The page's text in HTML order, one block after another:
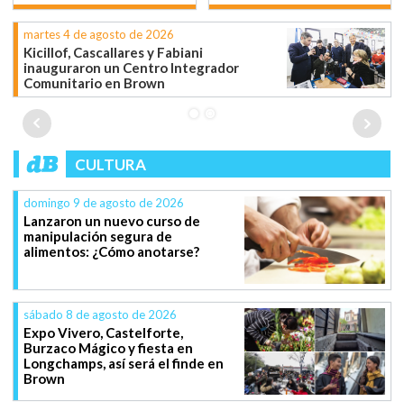
martes 4 de agosto de 2026
Kicillof, Cascallares y Fabiani
inauguraron un Centro Integrador
Comunitario en Brown
CULTURA
domingo 9 de agosto de 2026
Lanzaron un nuevo curso de
manipulación segura de
alimentos: ¿Cómo anotarse?
sábado 8 de agosto de 2026
Expo Vivero, Castelforte,
Burzaco Mágico y fiesta en
Longchamps, así será el finde en
Brown